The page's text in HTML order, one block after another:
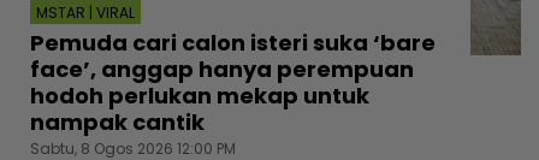
MSTAR | VIRAL
Pemuda cari calon isteri suka ‘bare
face’, anggap hanya perempuan
hodoh perlukan mekap untuk
nampak cantik
Sabtu, 8 Ogos 2026 12:00 PM